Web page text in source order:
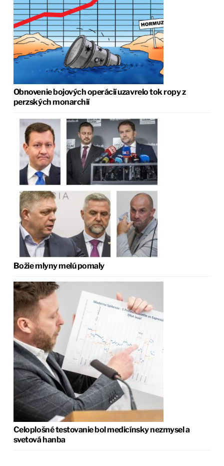
Obnovenie bojových operácií uzavrelo tok ropy z
perzských monarchií
Božie mlyny melú pomaly
Celoplošné testovanie bol medicínsky nezmysel a
svetová hanba